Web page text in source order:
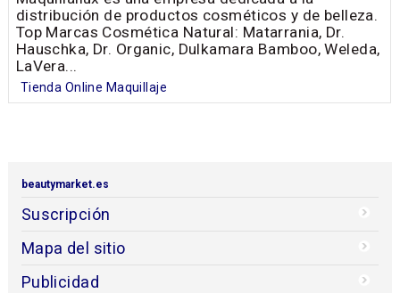
distribución de productos cosméticos y de belleza.
Top Marcas Cosmética Natural: Matarrania, Dr.
Hauschka, Dr. Organic, Dulkamara Bamboo, Weleda,
LaVera...
Tienda Online Maquillaje
beautymarket.es
Suscripción
Mapa del sitio
Publicidad